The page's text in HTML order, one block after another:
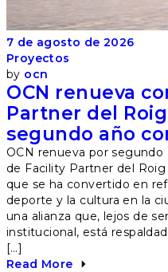
7 de agosto de 2026
Proyectos
by ocn
OCN renueva
Partner del
segundo año
OCN renueva por
de Facility Partner del
que se ha convertido en
deporte y la cultura en la
una alianza que, lejos de
institucional, está
[…]
Read More